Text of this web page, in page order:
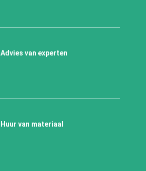
Advies van experten
Huur van materiaal